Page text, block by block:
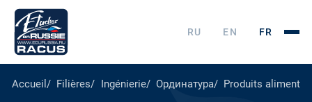
RU EN FR
Accueil Filières Ingénierie Ординатура Produits